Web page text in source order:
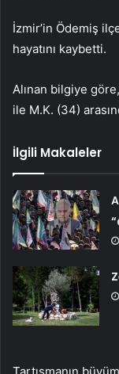
İzmir’in Ödemiş
hayatını kaybetti.
Alınan bilgiye
ile M.K. (34)
İlgili Makaleler